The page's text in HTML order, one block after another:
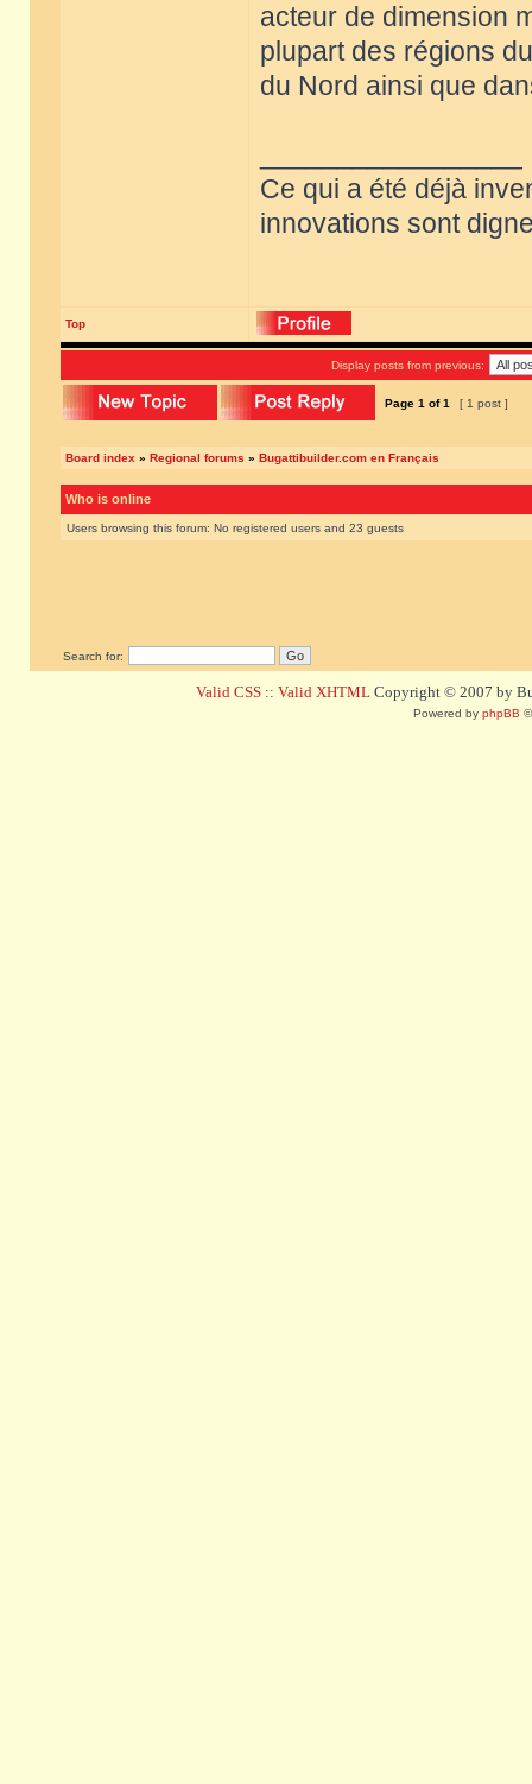
acteur de dimension
plupart des régions
du Nord ainsi que
Ce qui a été déjà
innovations sont
Top
Display posts from previous:
Page 1 of1 [ 1 post ]
Board index » Regional forums » Bugattibuilder.com en Français
Who is online
Users browsing this forum: No registered users and 23 guests
Search for:
Valid CSS :: Valid XHTML Copyright © 2007 by
Powered by phpBB